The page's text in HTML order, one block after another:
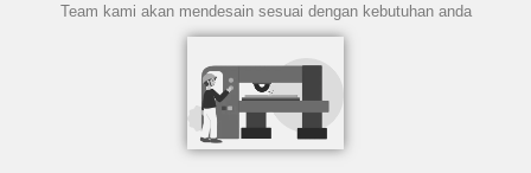
Team kami akan mendesain sesuai dengan kebutuhan anda